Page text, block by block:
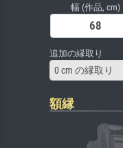
幅 (作品, cm)
追加の縁取り
0 cm の縁取り
額縁